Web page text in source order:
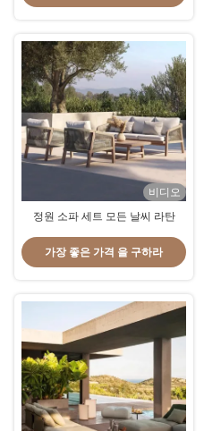
비디오
정원 소파 세트 모든 날씨 라탄
가장 좋은 가격 을 구하라